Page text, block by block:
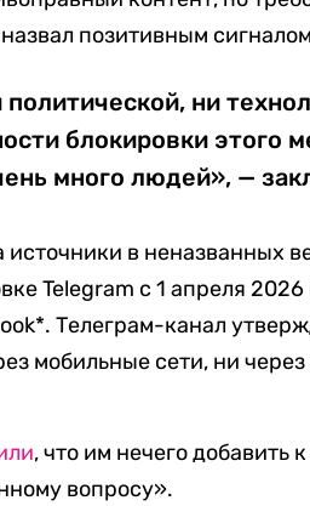
позитивным
ни
блокировки этого
много людей», —
источники в неназванных
Telegram с 1 апреля
Телеграм-канал
мобильные сети, ни
, что им нечего добавить
вопросу».